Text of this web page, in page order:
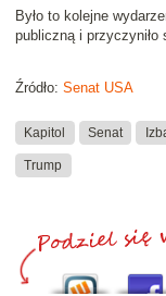
Było to kolejne
publiczną i
Źródło: Senat USA
Kapitol Senat
Trump